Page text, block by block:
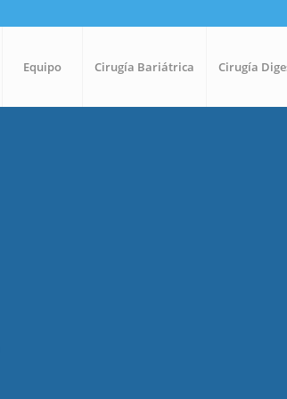
Equipo Cirugía Bariátrica Cirugía